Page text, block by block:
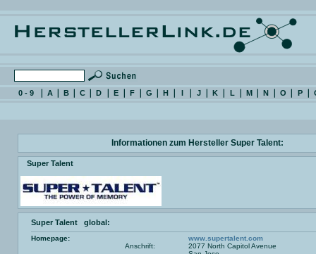
0 - 9 A B C D E F G H I J K L M N O P
Informationen zum Hersteller Super Talent:
Super Talent
Super Talent global:
Homepage:
www.supertalent.com
Anschrift:
2077 North Capitol Avenue